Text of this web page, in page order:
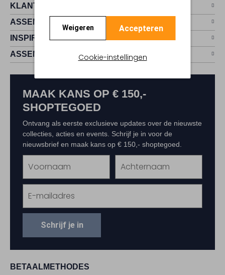
Weigeren Accepteren
Cookie-instellingen
KLANTENSERVICE
ASSEMVIP
INSPIRATIE
ASSEM
BETAALMETHODES
MAAK KANS OP € 150,-
SHOPTEGOED
Ontvang als eerste exclusieve updates over de nieuwste
collecties, acties en events. Schrijf je in voor de
nieuwsbrief en maak kans op € 150,- shoptegoed.
Schrijf je in